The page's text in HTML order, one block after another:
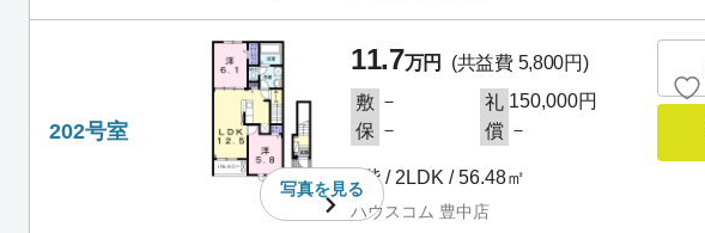
202号室
写真を見る
11.7万円
(共益費 5,800円)
敷 － 礼 150,000円
保 － 償 －
2階 / 2LDK / 56.48㎡
ハウスコム 豊中店